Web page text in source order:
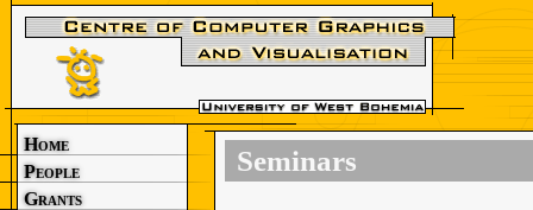
Home
People
Grants
Seminars